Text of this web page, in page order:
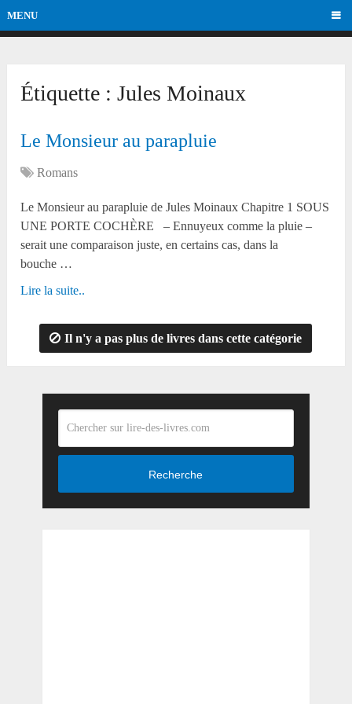
MENU
Étiquette :Jules Moinaux
Le Monsieur au parapluie
Romans
Le Monsieur au parapluie de Jules Moinaux Chapitre 1 SOUS
UNE PORTE COCHÈRE – Ennuyeux comme la pluie –
serait une comparaison juste, en certains cas, dans la
bouche …
Lire la suite..
Il n'y a pas plus de livres dans cette catégorie
Recherche